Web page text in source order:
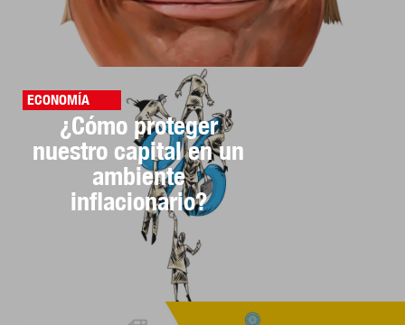
ECONOMÍA
¿Cómo proteger
nuestro capital en un
ambiente
inflacionario?